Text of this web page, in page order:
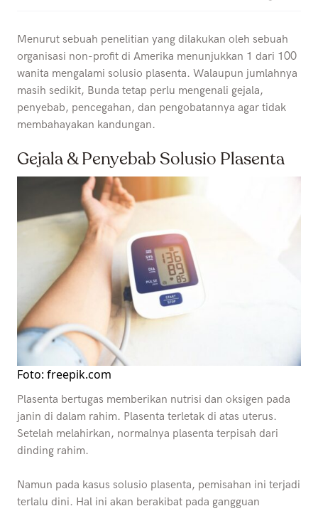
Menurut sebuah penelitian yang dilakukan oleh sebuah
organisasi non-profit di Amerika menunjukkan 1 dari 100
wanita mengalami solusio plasenta. Walaupun jumlahnya
masih sedikit, Bunda tetap perlu mengenali gejala,
penyebab, pencegahan, dan pengobatannya agar tidak
membahayakan kandungan.
Gejala & Penyebab Solusio Plasenta
Foto: freepik.com
Plasenta bertugas memberikan nutrisi dan oksigen pada
janin di dalam rahim. Plasenta terletak di atas uterus.
Setelah melahirkan, normalnya plasenta terpisah dari
dinding rahim.
Namun pada kasus solusio plasenta, pemisahan ini terjadi
terlalu dini. Hal ini akan berakibat pada gangguan